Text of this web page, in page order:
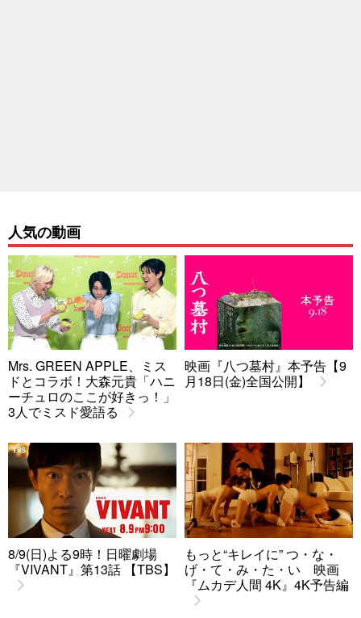
人気の動画
Mrs. GREEN APPLE、ミス
ドとコラボ！大森元貴「ハニ
ーチュロのここが好きっ！」
3人でミスド愛語る
映画『八つ墓村』本予告【9
月18日(金)全国公開】
8/9(日)よる9時！日曜劇場
『VIVANT』第13話 【TBS】
もっと“キレイに” つ・な・
げ・て・み・た・い 映画
『ムカデ人間 4K』4K予告編